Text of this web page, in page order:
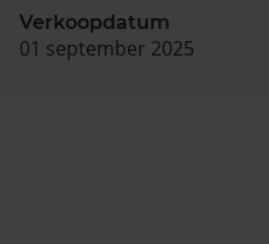
Verkoopdatum
01 september 2025